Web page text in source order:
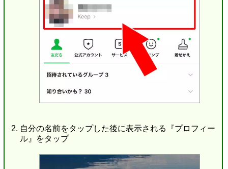
自分の名前をタップした後に表示される『プロフィー
ル』をタップ